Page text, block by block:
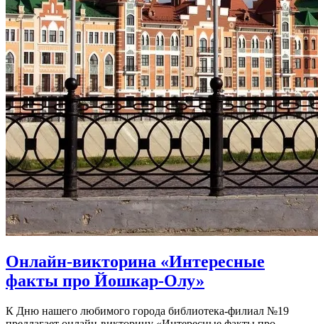
Онлайн-викторина «Интересные
факты про Йошкар-Олу»
К Дню нашего любимого города библиотека-филиал №19